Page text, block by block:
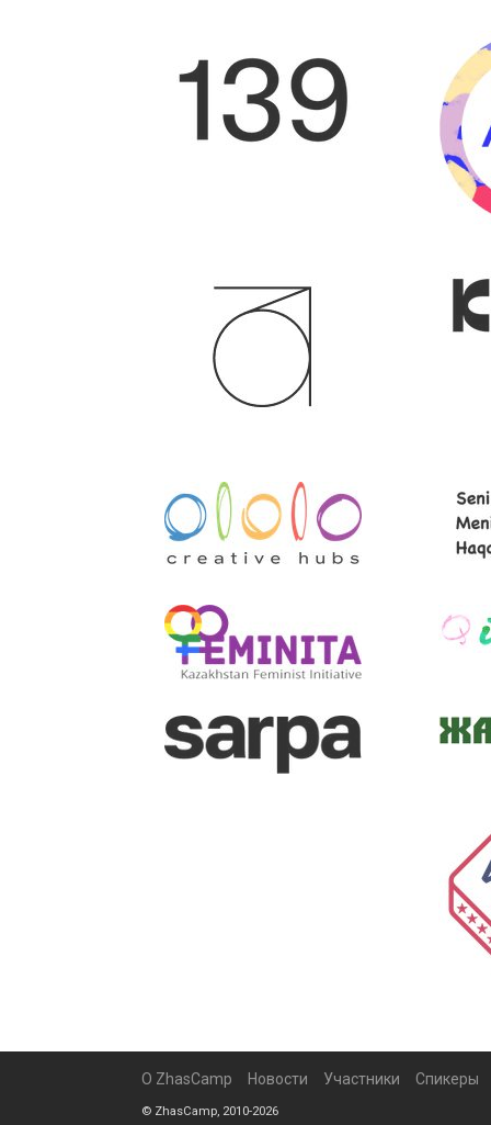
О ZhasCamp Новости Участники Спикеры
© ZhasCamp, 2010-2026